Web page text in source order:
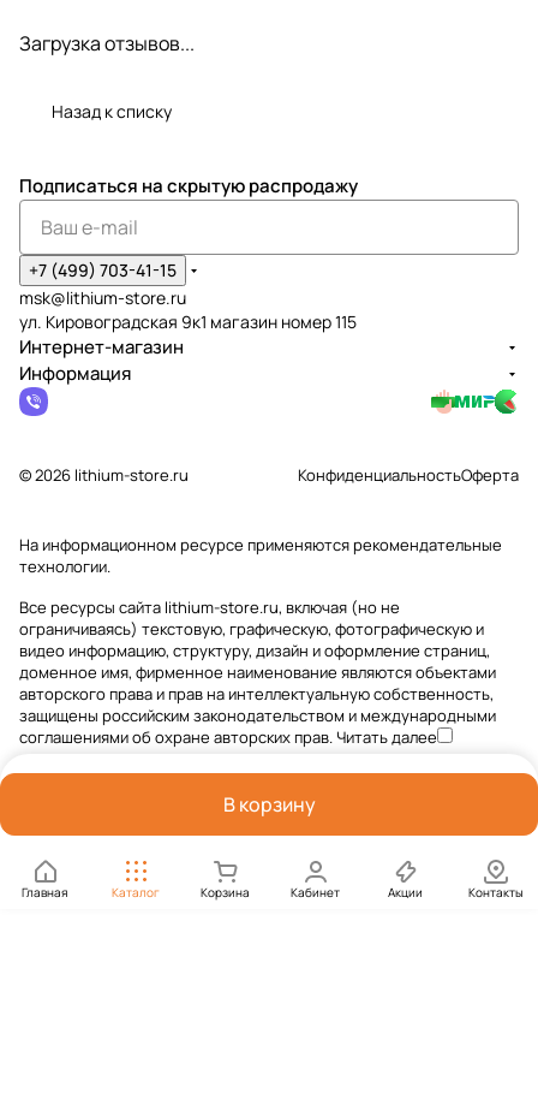
Загрузка отзывов...
Назад к списку
В корзину
Главная Каталог Корзина Кабинет Акции Контакты
Подписаться на скрытую распродажу
+7 (499) 703-41-15
msk@lithium-store.ru
ул. Кировоградская 9к1 магазин номер 115
Интернет-магазин
Информация
© 2026 lithium-store.ru КонфиденциальностьОферта
На информационном ресурсе применяютсярекомендательные
технологии.
Все ресурсы сайта lithium-store.ru, включая (но не
ограничиваясь) текстовую, графическую, фотографическую и
видео информацию, структуру, дизайн и оформление страниц,
доменное имя, фирменное наименование являются объектами
авторского права и прав на интеллектуальную собственность,
защищены российским законодательством и международными
соглашениями об охране авторских прав.Читать далее